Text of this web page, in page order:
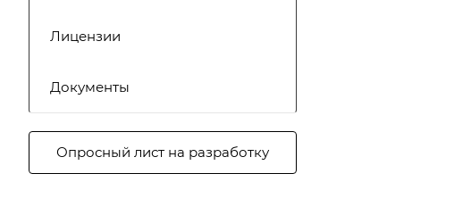
Лицензии
Документы
Опросный лист на разработку